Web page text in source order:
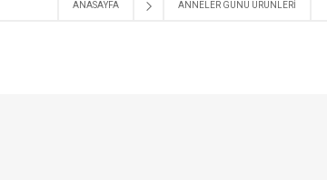
ANASAYFA ANNELER GÜNÜ ÜRÜNLERI